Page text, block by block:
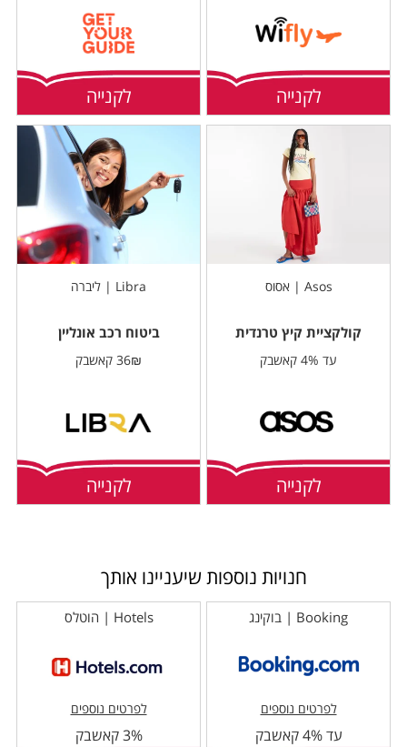
לקנייה לקנייה
Asos | אסוס
קולקציית קיץ טרנדית
עד 4% קאשבק
לקנייה
Libra | ליברה
ביטוח רכב אונליין
36₪ קאשבק
לקנייה
חנויות נוספות שיעניינו אותך
Booking | בוקינג
לפרטים נוספים
עד 4% קאשבק
Hotels | הוטלס
לפרטים נוספים
3% קאשבק